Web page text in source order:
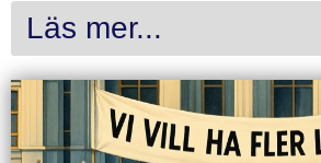
Läs mer...